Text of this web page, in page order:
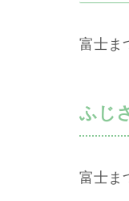
富士ま
ふじ
富士ま